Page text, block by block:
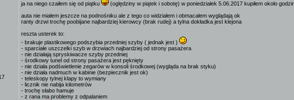
ja na niego czaiłem się od piątku
(oględziny w piątek i sobotę) w poniedziałek 5.06.2017 kupiłem około
auta nie miałem jeszcze na podnośniku ale z tego co widziałem i obmacałem wyglądają ok
ranty drzwi trochę poobijane najbardziej kierowcy (brak rudej) a tylna dokładka jest klejona
reszta usterek to:
- brakuje plastikowego podszybia przedniej szyby ( jednak jest )
- sparciałe uszczelki szyb w drzwiach najbardziej od strony pasażera
- nie działają spryskiwacze szyby przedniej
- środkowy tunel od strony pasażera jest pęknięty
- nie działa podświetlenie zegarów w konsoli środkowej (wygląda na brak styku)
- nie działa nadmuch w kabinie (bezpiecznik jest ok)
- teleskopy tylnej klapy to wymiany
- licznik nie nabija kilometrów
- trochę słabo hamuje
- z rana ma problemy z odpalaniem